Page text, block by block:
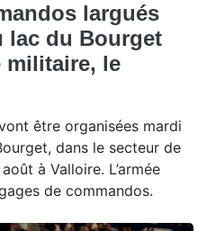
largués
lac du Bourget
militaire, le
être organisées mardi
dans le secteur de
à Valloire. L’armée
de commandos.